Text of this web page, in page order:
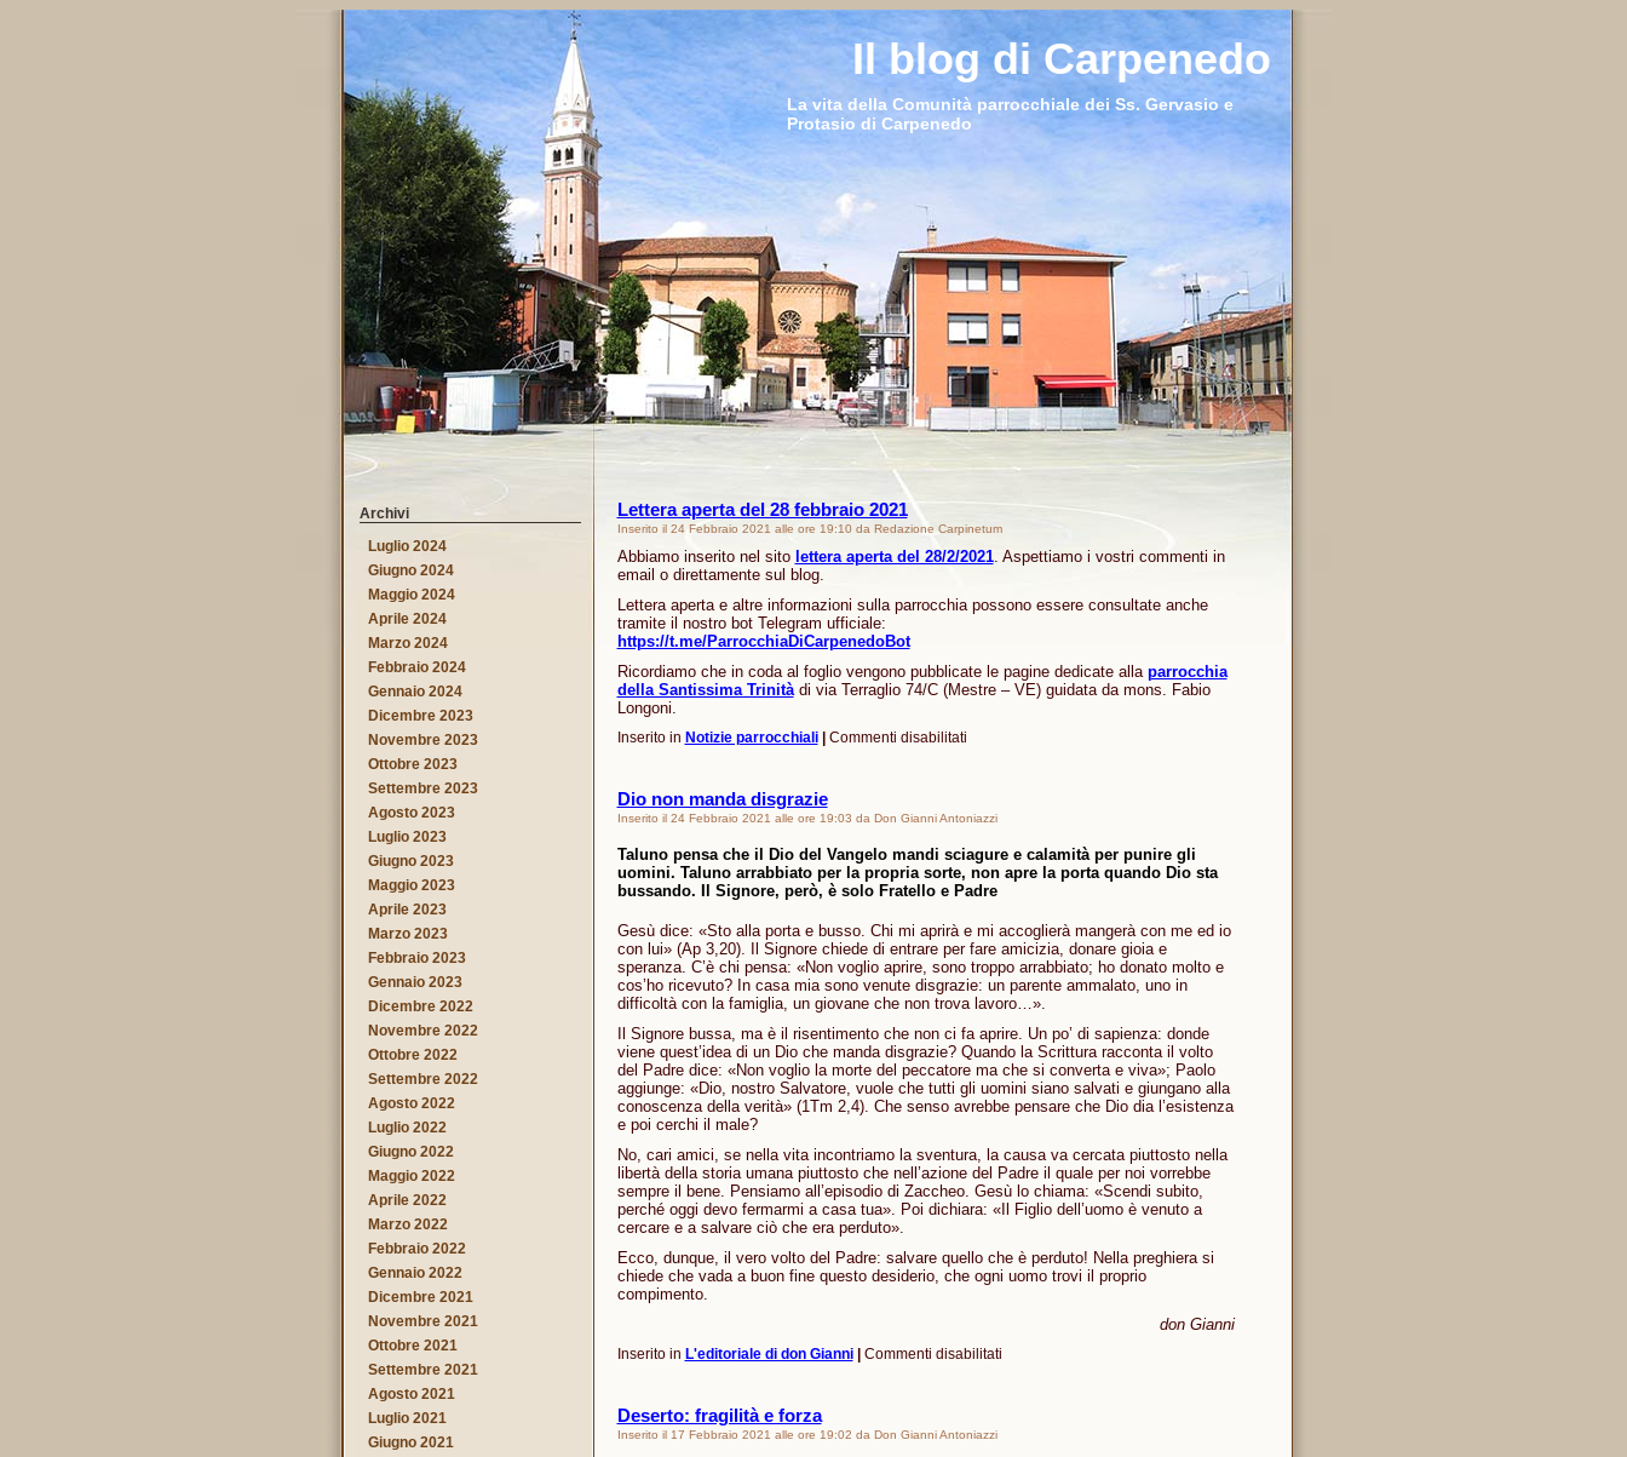
Il blog di Carpenedo
La vita della Comunità parrocchiale dei Ss. Gervasio e
Protasio di Carpenedo
Lettera aperta del 28 febbraio 2021
Inserito il 24 Febbraio 2021 alle ore 19:10 da Redazione Carpinetum
Abbiamo inserito nel sito lettera aperta del 28/2/2021. Aspettiamo i vostri commenti in
email o direttamente sul blog.
Lettera aperta e altre informazioni sulla parrocchia possono essere consultate anche
tramite il nostro bot Telegram ufficiale:
https://t.me/ParrocchiaDiCarpenedoBot
Ricordiamo che in coda al foglio vengono pubblicate le pagine dedicate alla parrocchia
della Santissima Trinitàdi via Terraglio 74/C (Mestre – VE) guidata da mons. Fabio
Longoni.
Inserito in Notizie parrocchiali Commenti disabilitatisu
febbraio
Dio non manda disgrazie
Inserito il 24 Febbraio 2021 alle ore 19:03 da Don Gianni Antoniazzi
Taluno pensa che il Dio del Vangelo mandi sciagure e calamità per punire gli
uomini. Taluno arrabbiato per la propria sorte, non apre la porta quando Dio sta
bussando. Il Signore, però, è solo Fratello e Padre
Gesù dice: «Sto alla porta e busso. Chi mi aprirà e mi accoglierà mangerà con me ed io
con lui» (Ap 3,20). Il Signore chiede di entrare per fare amicizia, donare gioia e
speranza. C’è chi pensa: «Non voglio aprire, sono troppo arrabbiato; ho donato molto e
cos’ho ricevuto? In casa mia sono venute disgrazie: un parente ammalato, uno in
difficoltà con la famiglia, un giovane che non trova lavoro…».
Il Signore bussa, ma è il risentimento che non ci fa aprire. Un po’ di sapienza: donde
viene quest’idea di un Dio che manda disgrazie? Quando la Scrittura racconta il volto
del Padre dice: «Non voglio la morte del peccatore ma che si converta e viva»; Paolo
aggiunge: «Dio, nostro Salvatore, vuole che tutti gli uomini siano salvati e giungano alla
conoscenza della verità» (1Tm 2,4). Che senso avrebbe pensare che Dio dia l’esistenza
e poi cerchi il male?
No, cari amici, se nella vita incontriamo la sventura, la causa va cercata piuttosto nella
libertà della storia umana piuttosto che nell’azione del Padre il quale per noi vorrebbe
sempre il bene. Pensiamo all’episodio di Zaccheo. Gesù lo chiama: «Scendi subito,
perché oggi devo fermarmi a casa tua». Poi dichiara: «Il Figlio dell’uomo è venuto a
cercare e a salvare ciò che era perduto».
Ecco, dunque, il vero volto del Padre: salvare quello che è perduto! Nella preghiera si
chiede che vada a buon fine questo desiderio, che ogni uomo trovi il proprio
compimento.
don Gianni
Inserito in L'editoriale di don Gianni | Commenti disabilitatisu
Deserto: fragilità e forza
Inserito il 17 Febbraio 2021 alle ore 19:02 da Don Gianni Antoniazzi
Archivi
Luglio 2024
Giugno 2024
Maggio 2024
Aprile 2024
Marzo 2024
Febbraio 2024
Gennaio 2024
Dicembre 2023
Novembre 2023
Ottobre 2023
Settembre 2023
Agosto 2023
Luglio 2023
Giugno 2023
Maggio 2023
Aprile 2023
Marzo 2023
Febbraio 2023
Gennaio 2023
Dicembre 2022
Novembre 2022
Ottobre 2022
Settembre 2022
Agosto 2022
Luglio 2022
Giugno 2022
Maggio 2022
Aprile 2022
Marzo 2022
Febbraio 2022
Gennaio 2022
Dicembre 2021
Novembre 2021
Ottobre 2021
Settembre 2021
Agosto 2021
Luglio 2021
Giugno 2021